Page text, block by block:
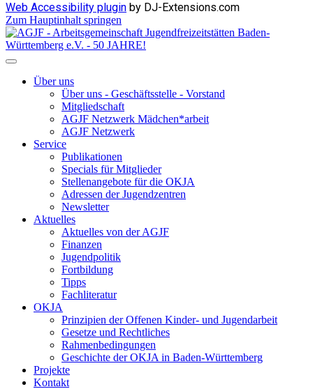
Web Accessibility plugin by DJ-Extensions.com
Zum Hauptinhalt springen
Über uns
Über uns - Geschäftsstelle - Vorstand
Mitgliedschaft
AGJF Netzwerk Mädchen*arbeit
AGJF Netzwerk
Service
Publikationen
Specials für Mitglieder
Stellenangebote für die OKJA
Adressen der Jugendzentren
Newsletter
Aktuelles
Aktuelles von der AGJF
Finanzen
Jugendpolitik
Fortbildung
Tipps
Fachliteratur
OKJA
Prinzipien der Offenen Kinder- und Jugendarbeit
Gesetze und Rechtliches
Rahmenbedingungen
Geschichte der OKJA in Baden-Württemberg
Projekte
Kontakt